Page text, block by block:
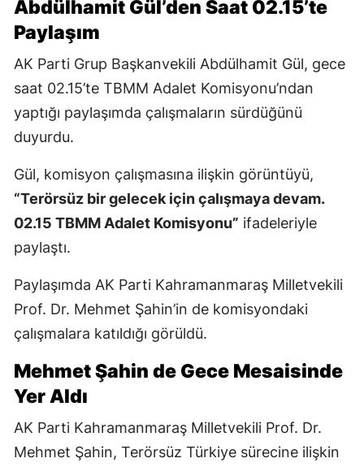
Abdülhamit Gül’den Saat 02.15’te
Paylaşım
AK Parti Grup Başkanvekili Abdülhamit Gül, gece
saat 02.15’te TBMM Adalet Komisyonu’ndan
yaptığı paylaşımda çalışmaların sürdüğünü
duyurdu.
Gül, komisyon çalışmasına ilişkin görüntüyü,
“Terörsüz bir gelecek için çalışmaya devam.
02.15 TBMM Adalet Komisyonu” ifadeleriyle
paylaştı.
Paylaşımda AK Parti Kahramanmaraş Milletvekili
Prof. Dr. Mehmet Şahin’in de komisyondaki
çalışmalara katıldığı görüldü.
Mehmet Şahin de Gece Mesaisinde
Yer Aldı
AK Parti Kahramanmaraş Milletvekili Prof. Dr.
Mehmet Şahin, Terörsüz Türkiye sürecine ilişkin